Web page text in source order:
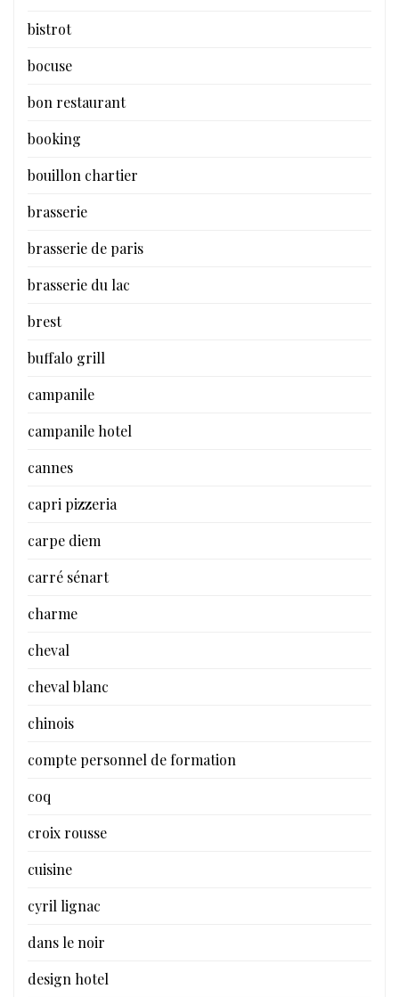
bistrot
bocuse
bon restaurant
booking
bouillon chartier
brasserie
brasserie de paris
brasserie du lac
brest
buffalo grill
campanile
campanile hotel
cannes
capri pizzeria
carpe diem
carré sénart
charme
cheval
cheval blanc
chinois
compte personnel de formation
coq
croix rousse
cuisine
cyril lignac
dans le noir
design hotel